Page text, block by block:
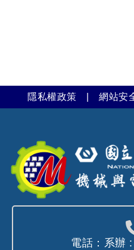
隱私權政策 |網站安
電話：系辦